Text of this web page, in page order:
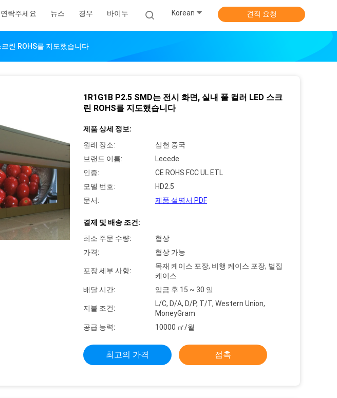
연락주세요 뉴스 경우 바이두 Korean 견적 요청
린 ROHS를 지도했습니다
1R1G1B P2.5 SMD는 전시 화면, 실내 풀 컬러 LED 스크
린 ROHS를 지도했습니다
제품 상세 정보:
원래 장소:
심천 중국
브랜드 이름:
Lecede
인증:
CE ROHS FCC UL ETL
모델 번호:
HD2.5
문서:
제품 설명서 PDF
결제 및 배송 조건:
최소 주문 수량:
협상
가격:
협상 가능
포장 세부 사항:
목재 케이스 포장, 비행 케이스 포장, 벌집
케이스
배달 시간:
입금 후 15 ~ 30 일
지불 조건:
L/C, D/A, D/P, T/T, Western Union,
MoneyGram
공급 능력:
10000 ㎡/월
최고의 가격 접촉